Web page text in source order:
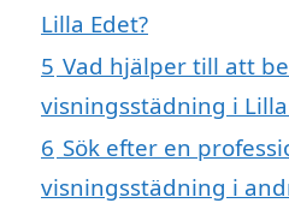
Lilla Edet?
5 Vad hjälper till att
visningsstädning i Lilla
6 Sök efter en
visningsstädning i